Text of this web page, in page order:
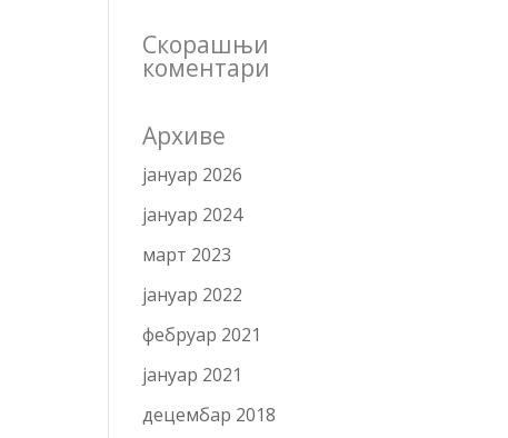
Скорашњи
коментари
Архиве
јануар 2026
јануар 2024
март 2023
јануар 2022
фебруар 2021
јануар 2021
децембар 2018